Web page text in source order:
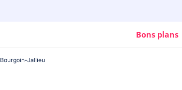
Bons plans
Bourgoin-Jallieu